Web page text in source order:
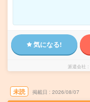
気になる!
派遣会社
未読 掲載日 2026/08/07